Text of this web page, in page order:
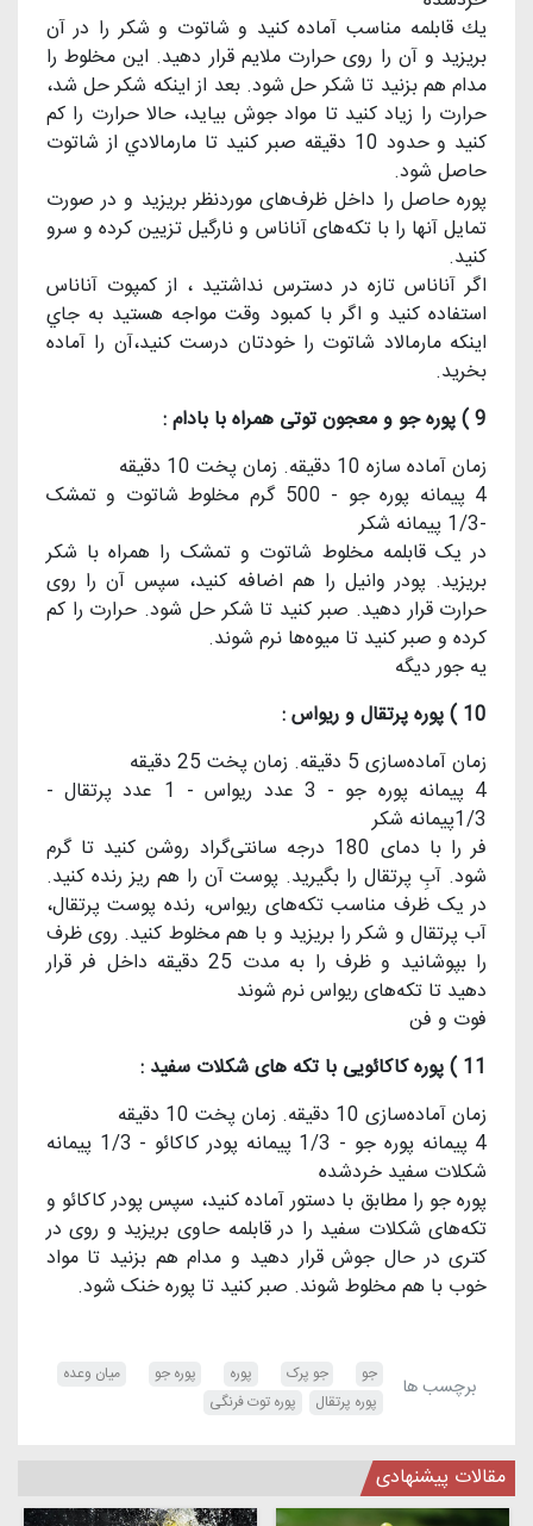
يك قابلمه مناسب آماده كنيد و شاتوت و شكر را در آن
بريزيد و آن را روی حرارت ملايم قرار دهيد. اين مخلوط را
مدام هم بزنید تا شکر حل شود. بعد از اينكه شكر حل شد،
حرارت را زیاد کنید تا مواد جوش بیاید، حالا حرارت را کم
کنید و حدود 10 دقیقه صبر کنید تا مارمالادي از شاتوت
حاصل شود.
پوره حاصل را داخل ظرف‌های موردنظر بریزید و در صورت
تمایل آ‌نها را با تکه‌های آناناس و نارگیل تزیین کرده و سرو
کنید.
اگر آناناس تازه در دسترس نداشتيد ، از كمپوت آناناس
استفاده كنيد و اگر با كمبود وقت مواجه هستيد به جاي
اينكه مارمالاد شاتوت را خودتان درست كنيد،آن را آماده
بخريد.
9 ) پوره جو و معجون توتی همراه با بادام :
زمان آماده سازه 10 دقیقه. زمان پخت 10 دقیقه
4 پیمانه پوره جو - 500 گرم مخلوط شاتوت و تمشک
-1/3 پیمانه شکر
در یک قابلمه مخلوط شاتوت و تمشک را همراه با شکر
بریزید. پودر وانیل را هم اضافه کنید، سپس آن را روی
حرارت قرار دهید. صبر کنید تا شکر حل شود. حرارت را کم
کرده و صبر کنید تا میوه‌ها نرم شوند.
يه جور ديگه
10 ) پوره پرتقال و ریواس :
زمان آماده‌سازی 5 دقیقه. زمان پخت 25 دقیقه
4 پیمانه پوره جو - 3 عدد ریواس - 1 عدد پرتقال -
1/3پیمانه شکر
فر را با دمای 180 درجه سانتی‌گراد روشن کنید تا گرم
شود. آبِ پرتقال را بگیرید. پوست آن را هم ریز رنده کنید.
در یک ظرف مناسب تکه‌های ریواس، رنده پوست پرتقال،
آب پرتقال و شکر را بریزید و با هم مخلوط کنید. روی ظرف
را بپوشانید و ظرف را به مدت 25 دقیقه داخل فر قرار
دهید تا تکه‌های ریواس نرم شوند
فوت و فن
11 ) پوره کاکائویی با تکه های شکلات سفید :
زمان آماده‌سازی 10 دقیقه. زمان پخت 10 دقیقه
4 پیمانه پوره جو - 1/3 پیمانه پودر کاکائو - 1/3 پیمانه
شکلات سفید خردشده
پوره جو را مطابق با دستور آماده کنید، سپس پودر کاکائو و
تکه‌های شکلات سفید را در قابلمه حاوی بریزید و روی در
کتری در حال جوش قرار دهید و مدام هم بزنید تا مواد
خوب با هم مخلوط شوند. صبر کنید تا پوره خنک شود.
برچسب ها جو جو پرک پوره پوره جو
میان وعده
پوره پرتقال
پوره توت فرنگی
مقالات پیشنهادی